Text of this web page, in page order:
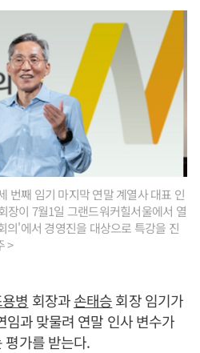
번째 임기 마지막 연말 계열사 대표 인
장이 7월1일 그랜드워커힐서울에서 열
의'에서 경영진을 대상으로 특강을 진
>
병 회장과손태승회장 임기가
임과 맞물려 연말 인사 변수가
평가를 받는다.